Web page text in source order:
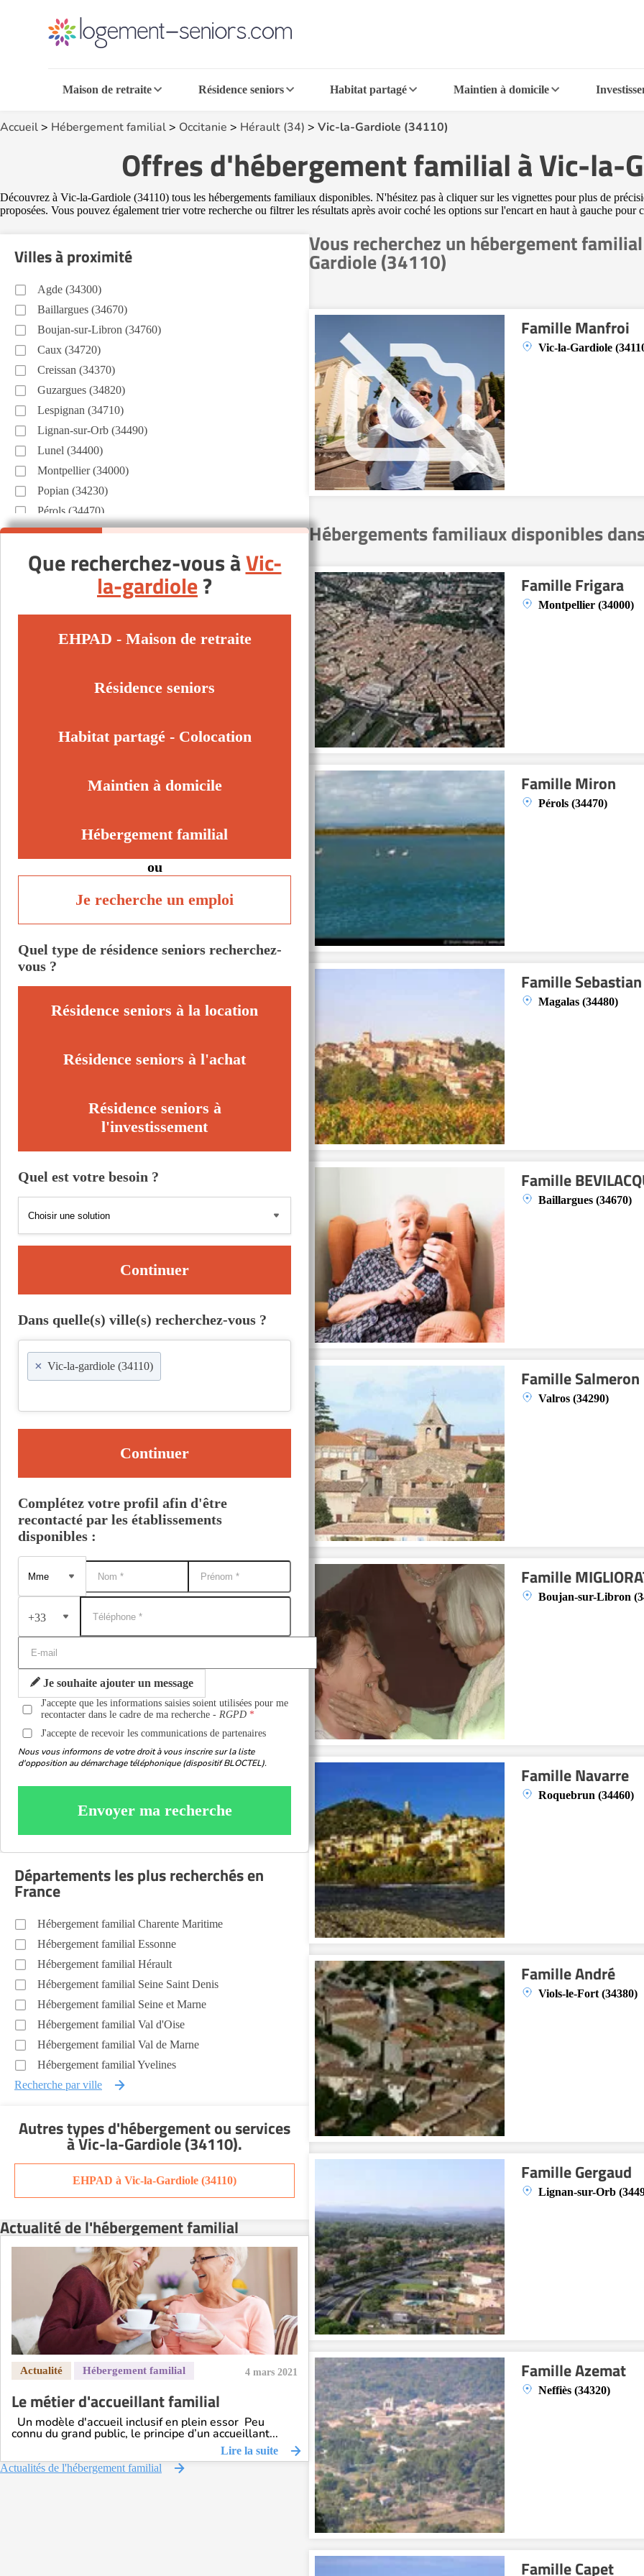
Maison de retraite Résidence seniors Habitat partagé Maintien à domicile
Accueil> Hébergement familial> Occitanie > Hérault (34) > Vic-la-Gardiole (34110)
Offres d'hébergement familial à Vic-la-
Découvrez à Vic-la-Gardiole (34110) tous les hébergements familiaux disponibles. N'hésitez pas à cliquer sur les vignettes pour plus de
proposées. Vous pouvez également trier votre recherche ou filtrer les résultats après avoir coché les options sur l'encart en haut à gauche
Vous recherchez un hébergement
Gardiole (34110)
Famille Manfroi
Vic-la-Gardiole
Hébergements familiaux disponibles
Famille Frigara
Montpellier (34000)
Famille Miron
Pérols (34470)
Famille Sebastian
Magalas (34480)
Famille
Baillargues (34670)
Famille
Valros (34290)
Famille
Boujan-sur-Libron
Famille Navarre
Roquebrun (34460)
Famille André
Viols-le-Fort (34380)
Famille Gergaud
Lignan-sur-Orb
Famille Azemat
Neffiès (34320)
Famille Capet
Villes à proximité
Agde (34300)
Baillargues (34670)
Boujan-sur-Libron (34760)
Caux (34720)
Creissan (34370)
Guzargues (34820)
Lespignan (34710)
Lignan-sur-Orb (34490)
Lunel (34400)
Montpellier (34000)
Popian (34230)
Pérols (34470)
Roquebrun (34460)
Saint-Hilaire-de-Beauvoir (34160)
Vendargues (34740)
Que recherchez-vous àVic-
la-gardiole?
EHPAD - Maison de retraite
Résidence seniors
Habitat partagé - Colocation
Maintien à domicile
Hébergement familial
ou
Je recherche un emploi
Quel type de résidence seniors recherchez-
vous ?
Résidence seniors à la location
Résidence seniors à l'achat
Résidence seniors à
l'investissement
Quel est votre besoin ?
Continuer
Dans quelle(s) ville(s) recherchez-vous ?
× Vic-la-gardiole (34110)
Continuer
Complétez votre profil afin d'être
recontacté par les établissements
disponibles :
+33
Je souhaite ajouter un message
J'accepte que les informations saisies soient utilisées pour me
recontacter dans le cadre de ma recherche -RGPD
J'accepte de recevoir les communications de partenaires
Nous vous informons de votre droit à vous inscrire sur la liste
d'opposition au démarchage téléphonique (dispositif BLOCTEL).
Envoyer ma recherche
Départements les plus recherchés en
France
Hébergement familial Charente Maritime
Hébergement familial Essonne
Hébergement familial Hérault
Hébergement familial Seine Saint Denis
Hébergement familial Seine et Marne
Hébergement familial Val d'Oise
Hébergement familial Val de Marne
Hébergement familial Yvelines
Recherche par ville
Autres types d'hébergement ou services
à Vic-la-Gardiole (34110).
EHPAD à Vic-la-Gardiole (34110)
Actualité de l'hébergement familial
4 mars 2021
Le métier d'accueillant familial
Un modèle d'accueil inclusif en plein essor Peu
connu du grand public, le principe d’un accueillant...
Lire la suite
Actualités de l'hébergement familial